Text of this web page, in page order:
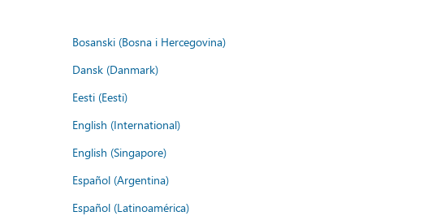
Bosanski (Bosna i Hercegovina)
Dansk (Danmark)
Eesti (Eesti)
English (International)
English (Singapore)
Español (Argentina)
Español (Latinoamérica)